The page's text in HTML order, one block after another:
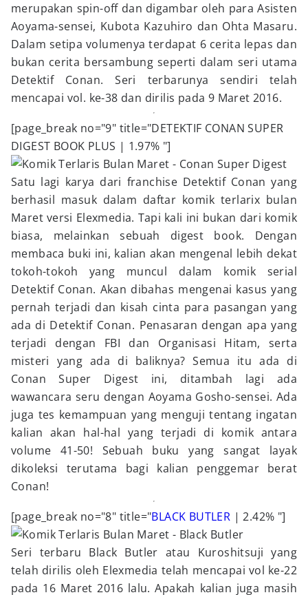
merupakan spin-off dan digambar oleh para Asisten
Aoyama-sensei, Kubota Kazuhiro dan Ohta Masaru.
Dalam setipa volumenya terdapat 6 cerita lepas dan
bukan cerita bersambung seperti dalam seri utama
Detektif Conan. Seri terbarunya sendiri telah
mencapai vol. ke-38 dan dirilis pada 9 Maret 2016.
[page_break no="9" title="DETEKTIF CONAN SUPER
DIGEST BOOK PLUS | 1.97% "]
Satu lagi karya dari franchise Detektif Conan yang
berhasil masuk dalam daftar komik terlarix bulan
Maret versi Elexmedia. Tapi kali ini bukan dari komik
biasa, melainkan sebuah digest book. Dengan
membaca buki ini, kalian akan mengenal lebih dekat
tokoh-tokoh yang muncul dalam komik serial
Detektif Conan. Akan dibahas mengenai kasus yang
pernah terjadi dan kisah cinta para pasangan yang
ada di Detektif Conan. Penasaran dengan apa yang
terjadi dengan FBI dan Organisasi Hitam, serta
misteri yang ada di baliknya? Semua itu ada di
Conan Super Digest ini, ditambah lagi ada
wawancara seru dengan Aoyama Gosho-sensei. Ada
juga tes kemampuan yang menguji tentang ingatan
kalian akan hal-hal yang terjadi di komik antara
volume 41-50! Sebuah buku yang sangat layak
dikoleksi terutama bagi kalian penggemar berat
Conan!
[page_break no="8" title="BLACK BUTLER | 2.42% "]
Seri terbaru Black Butler atau Kuroshitsuji yang
telah dirilis oleh Elexmedia telah mencapai vol ke-22
pada 16 Maret 2016 lalu. Apakah kalian juga masih